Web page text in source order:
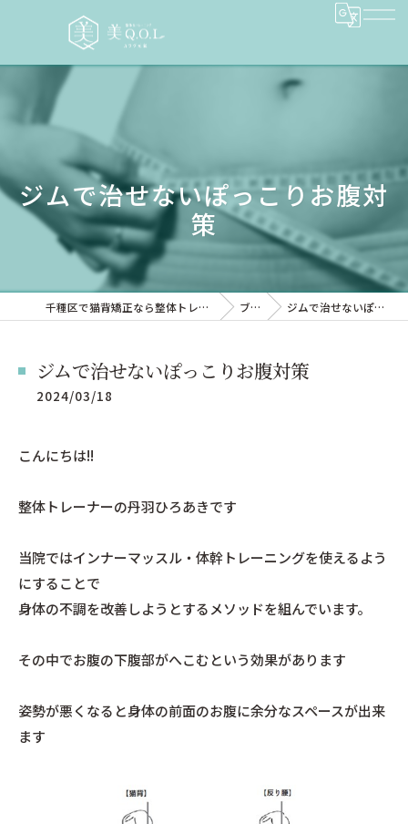
ジムで治せないぽっこりお腹対
策
千種区で猫背矯正なら整体トレーニングサロン 美QOL ブログ ジムで治せないぽっこりお腹対策
ジムで治せないぽっこりお腹対策
2024/03/18
こんにちは!!
整体トレーナーの丹羽ひろあきです
当院ではインナーマッスル・体幹トレーニングを使えるよう
にすることで
身体の不調を改善しようとするメソッドを組んでいます。
その中でお腹の下腹部がへこむという効果があります
姿勢が悪くなると身体の前面のお腹に余分なスペースが出来
ます